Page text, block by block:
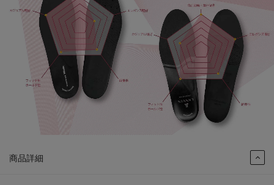
商品詳細